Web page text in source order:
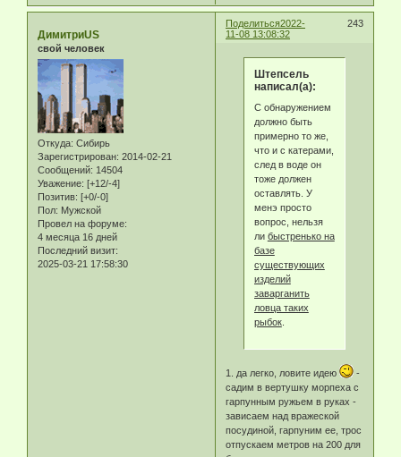
Поделиться 243
2022-
11-08 13:08:32
ДимитриUS
свой человек
Откуда: Сибирь
Зарегистрирован: 2014-02-21
Сообщений: 14504
Уважение: [+12/-4]
Позитив: [+0/-0]
Пол: Мужской
Провел на форуме:
4 месяца 16 дней
Последний визит:
2025-03-21 17:58:30
Штепсель
написал(а):
С обнаружением
должно быть
примерно то же,
что и с катерами,
след в воде он
тоже должен
оставлять. У
менэ просто
вопрос, нельзя
ли быстренько на
базе
существующих
изделий
заварганить
ловца таких
рыбок.
1. да легко, ловите идею
-
садим в вертушку морпеха с
гарпунным ружьем в руках -
зависаем над вражеской
посудиной, гарпуним ее, трос
отпускаем метров на 200 для